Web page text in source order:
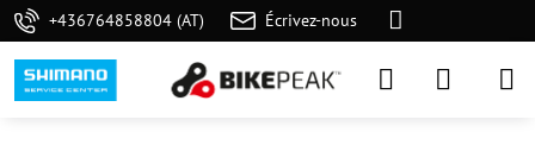
+436764858804 (AT) Écrivez-nous